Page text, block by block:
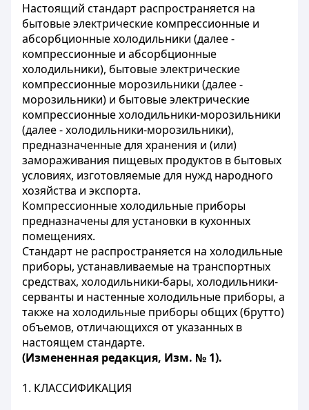
Настоящий стандарт распространяется на
бытовые электрические компрессионные и
абсорбционные холодильники (далее -
компрессионные и абсорбционные
холодильники), бытовые электрические
компрессионные морозильники (далее -
морозильники) и бытовые электрические
компрессионные холодильники-морозильники
(далее - холодильники-морозильники),
предназначенные для хранения и (или)
замораживания пищевых продуктов в бытовых
условиях, изготовляемые для нужд народного
хозяйства и экспорта.
Компрессионные холодильные приборы
предназначены для установки в кухонных
помещениях.
Стандарт не распространяется на холодильные
приборы, устанавливаемые на транспортных
средствах, холодильники-бары, холодильники-
серванты и настенные холодильные приборы, а
также на холодильные приборы общих (брутто)
объемов, отличающихся от указанных в
настоящем стандарте.
(Измененная редакция, Изм. № 1).
1. КЛАССИФИКАЦИЯ